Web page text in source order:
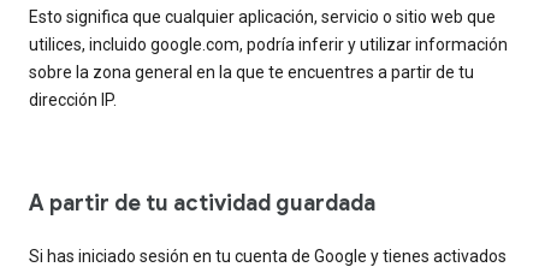
Esto significa que cualquier aplicación, servicio o sitio web que
utilices, incluido google.com, podría inferir y utilizar información
sobre la zona general en la que te encuentres a partir de tu
dirección IP.
A partir de tu actividad guardada
Si has iniciado sesión en tu cuenta de Google y tienes activados